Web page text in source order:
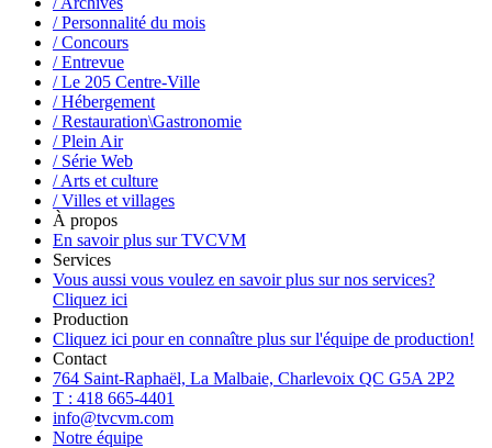
/ Personnalité du mois
/ Concours
/ Entrevue
/ Le 205 Centre-Ville
/ Hébergement
/ Restauration\Gastronomie
/ Plein Air
/ Série Web
/ Arts et culture
/ Villes et villages
À propos
En savoir plus sur TVCVM
Services
Vous aussi vous voulez en savoir plus sur nos services?
Cliquez ici
Production
Cliquez ici pour en connaître plus sur l'équipe de production!
Contact
764 Saint-Raphaël, La Malbaie, Charlevoix QC G5A 2P2
T : 418 665-4401
info@tvcvm.com
Notre équipe